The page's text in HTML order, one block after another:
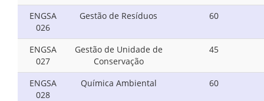
ENGSA
026
Gestão de Resíduos 60
ENGSA
027
Gestão de Unidade de
Conservação
45
ENGSA
028
Química Ambiental 60